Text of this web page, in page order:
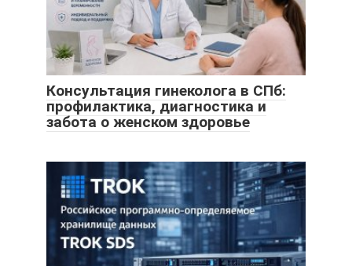
Консультация гинеколога в СПб:
профилактика, диагностика и
забота о женском здоровье